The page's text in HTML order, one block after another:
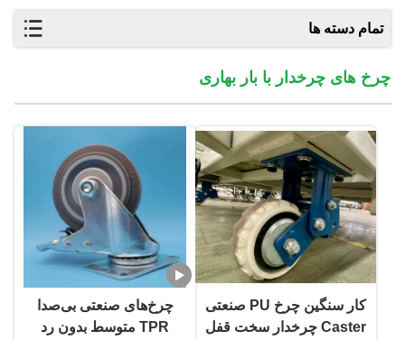
تمام دسته ها
چرخ های چرخدار با بار بهاری
کار سنگین چرخ PU صنعتی
Caster چرخدار سخت قفل
چرخ‌های صنعتی بی‌صدا
TPR متوسط بدون رد